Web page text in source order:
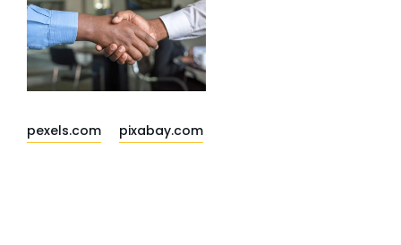
pexels.com pixabay.com